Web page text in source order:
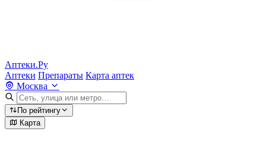
Аптеки.Ру
Аптеки Препараты Карта аптек
Москва
По рейтингу
Карта